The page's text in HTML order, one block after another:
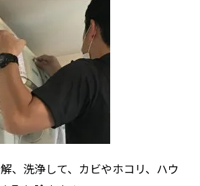
、洗浄して、カビやホコリ、ハウ